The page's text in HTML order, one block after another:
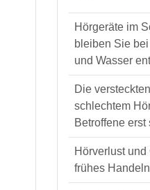
Hörgeräte im
bleiben Sie
und Wasser
Die
schlechtem
Betroffene erst
Hörverlust
frühes